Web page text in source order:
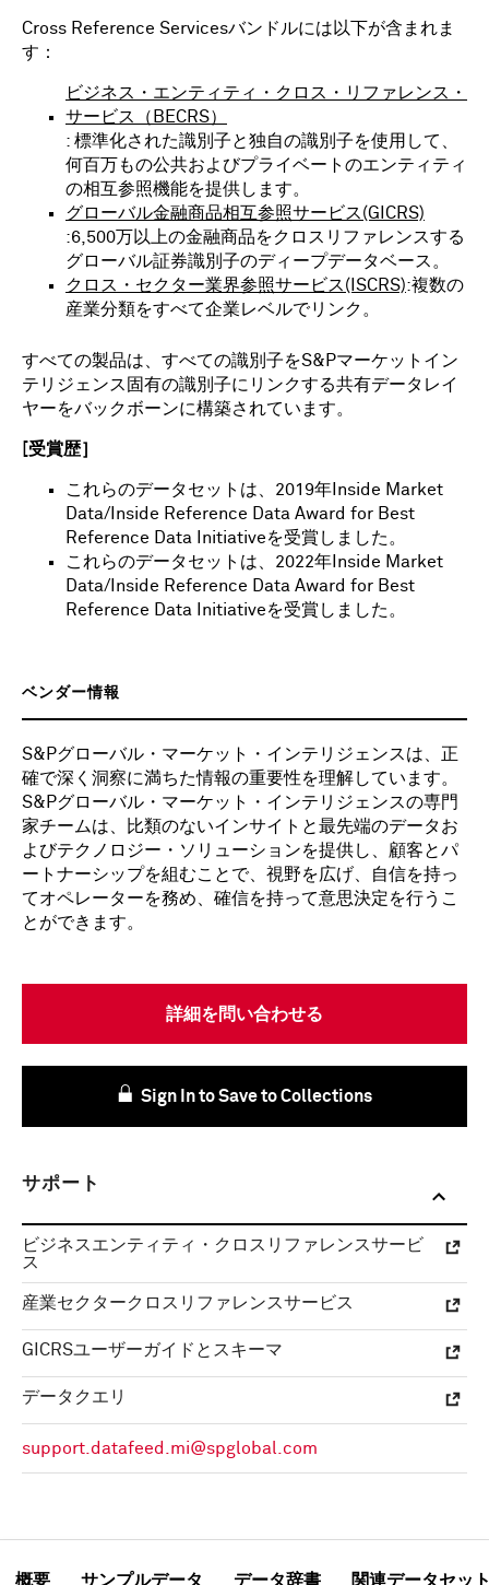
Cross Reference Servicesバンドルには以下が含まれま
す：
ビジネス・エンティティ・クロス・リファレンス・
サービス（BECRS）
: 標準化された識別子と独自の識別子を使用して、
何百万もの公共およびプライベートのエンティティ
の相互参照機能を提供します。
グローバル金融商品相互参照サービス(GICRS)
:6,500万以上の金融商品をクロスリファレンスする
グローバル証券識別子のディープデータベース。
クロス・セクター業界参照サービス(ISCRS):複数の
産業分類をすべて企業レベルでリンク。
すべての製品は、すべての識別子をS&Pマーケットイン
テリジェンス固有の識別子にリンクする共有データレイ
ヤーをバックボーンに構築されています。
[受賞歴］
これらのデータセットは、2019年Inside Market
Data/Inside Reference Data Award for Best
Reference Data Initiativeを受賞しました。
これらのデータセットは、2022年Inside Market
Data/Inside Reference Data Award for Best
Reference Data Initiativeを受賞しました。
ベンダー情報
S&Pグローバル・マーケット・インテリジェンスは、正
確で深く洞察に満ちた情報の重要性を理解しています。
S&Pグローバル・マーケット・インテリジェンスの専門
家チームは、比類のないインサイトと最先端のデータお
よびテクノロジー・ソリューションを提供し、顧客とパ
ートナーシップを組むことで、視野を広げ、自信を持っ
てオペレーターを務め、確信を持って意思決定を行うこ
とができます。
詳細を問い合わせる
Sign In to Save to Collections
サポート
ビジネスエンティティ・クロスリファレンスサービ
ス
産業セクタークロスリファレンスサービス
GICRSユーザーガイドとスキーマ
データクエリ
support.datafeed.mi@spglobal.com
概要 サンプルデータ データ辞書 関連データセッ